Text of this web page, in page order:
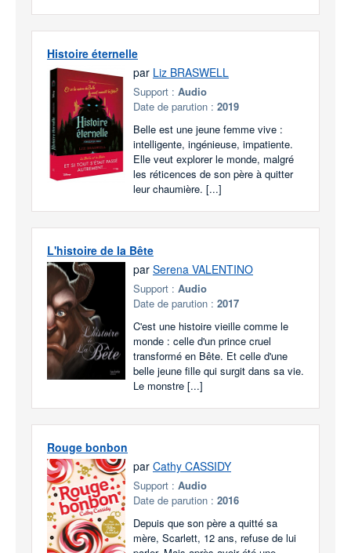
Histoire éternelle
par Liz BRASWELL
Support : Audio
Date de parution : 2019
Belle est une jeune femme vive :
intelligente, ingénieuse, impatiente.
Elle veut explorer le monde, malgré
les réticences de son père à quitter
leur chaumière. [...]
L'histoire de la Bête
par Serena VALENTINO
Support : Audio
Date de parution : 2017
C'est une histoire vieille comme le
monde : celle d'un prince cruel
transformé en Bête. Et celle d'une
belle jeune fille qui surgit dans sa vie.
Le monstre [...]
Rouge bonbon
par Cathy CASSIDY
Support : Audio
Date de parution : 2016
Depuis que son père a quitté sa
mère, Scarlett, 12 ans, refuse de lui